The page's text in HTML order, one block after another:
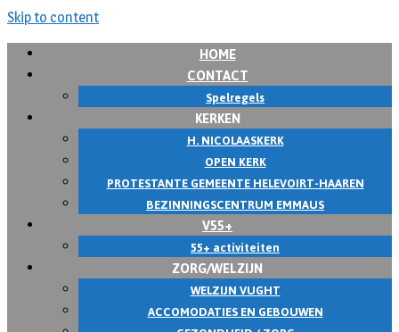
Skip to content
HOME
CONTACT
Spelregels
KERKEN
H. NICOLAASKERK
OPEN KERK
PROTESTANTE GEMEENTE HELEVOIRT-HAAREN
BEZINNINGSCENTRUM EMMAUS
V55+
55+ activiteiten
ZORG/WELZIJN
WELZIJN VUGHT
ACCOMODATIES EN GEBOUWEN